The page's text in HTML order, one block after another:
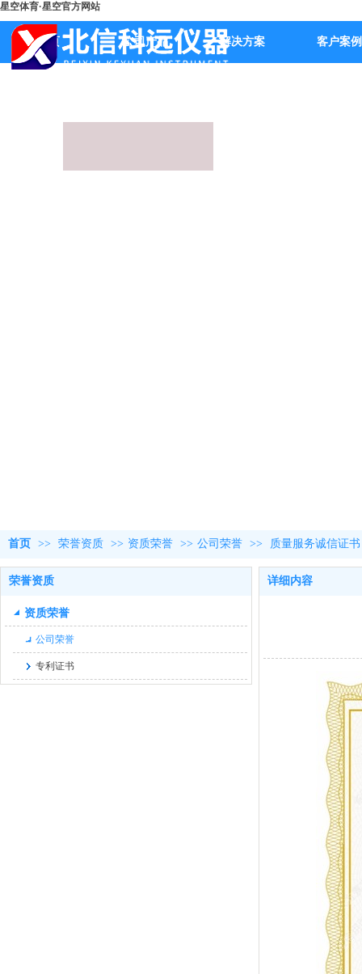
星空体育·星空官方网站
首页 公司产品 解决方案 客户案例
首页 >> 荣誉资质 >> 资质荣誉 >> 公司荣誉 >> 质量服务诚信证书
荣誉资质
资质荣誉
公司荣誉
专利证书
详细内容